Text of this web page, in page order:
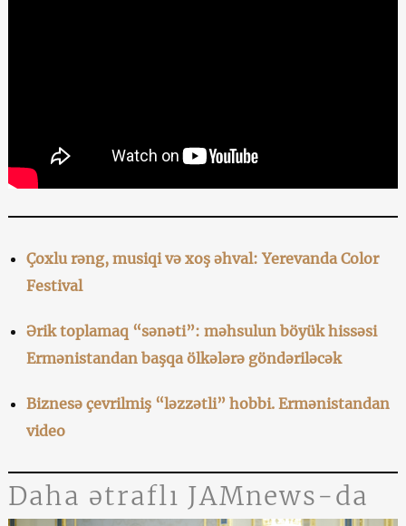
Çoxlu rəng, musiqi və xoş əhval: Yerevanda Color
Festival
Ərik toplamaq “sənəti”: məhsulun böyük hissəsi
Ermənistandan başqa ölkələrə göndəriləcək
Biznesə çevrilmiş “ləzzətli” hobbi. Ermənistandan
video
Daha ətraflı JAMnews-da